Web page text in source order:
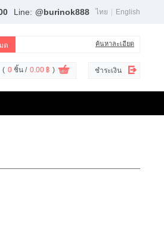
ไทย English
Line: @burinok888
ค้นหาละเอียด
( 0 ชิ้น / 0.00 ฿ ) ชำระเงิน